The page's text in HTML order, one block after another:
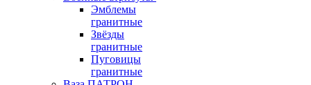
Эмблемы
гранитные
Звёзды
гранитные
Пуговицы
гранитные